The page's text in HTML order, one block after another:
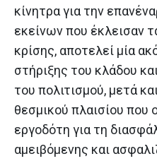
κίνητρα για την
εκείνων που έκλεισαν
κρίσης, αποτελεί μία
στήριξης του κλάδου
του πολιτισμού, μετά
θεσμικού πλαισίου που
εργοδότη για τη
αμειβόμενης και